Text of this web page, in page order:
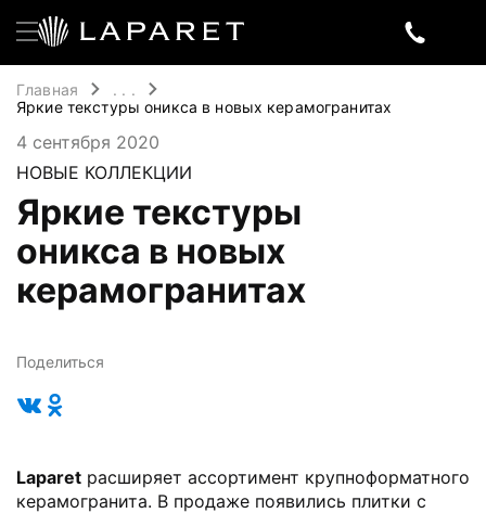
Главная
. . .
Яркие текстуры оникса в новых керамогранитах
4 сентября 2020
НОВЫЕ КОЛЛЕКЦИИ
Яркие текстуры
оникса в новых
керамогранитах
Поделиться
Laparet расширяет ассортимент крупноформатного
керамогранита. В продаже появились плитки с